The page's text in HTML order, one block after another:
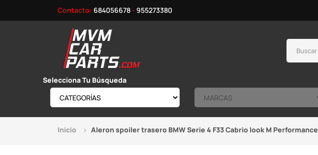
Contacto: 684056678- 955273380
Selecciona Tu Búsqueda
Inicio Aleron spoiler trasero BMW Serie 4 F33 Cabrio look M Performance